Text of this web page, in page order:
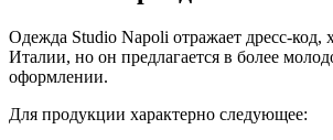
Одежда Studio Napoli отражает дресс-код,
Италии, но он предлагается в более
оформлении.
Для продукции характерно следующее: